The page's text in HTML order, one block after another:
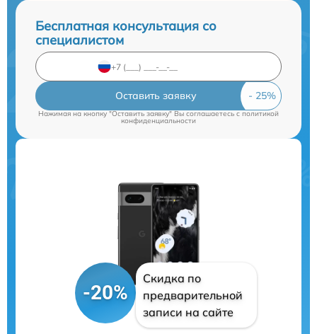
Бесплатная консультация со
специалистом
Оставить заявку
Нажимая на кнопку "Оставить заявку" Вы соглашаетесь c политикой
конфиденциальности
-20%
Скидка по
предварительной
записи на сайте